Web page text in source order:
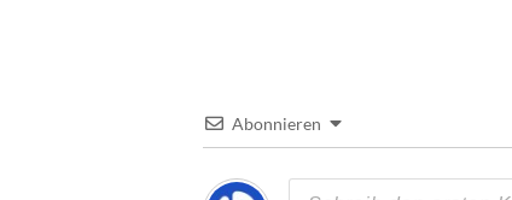
Abonnieren